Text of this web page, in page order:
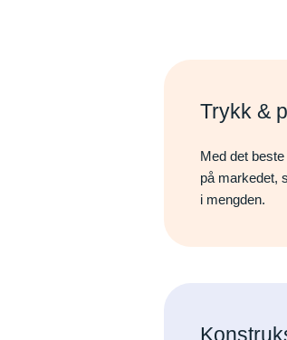
Trykk &
Med det
på markedet,
i mengden.